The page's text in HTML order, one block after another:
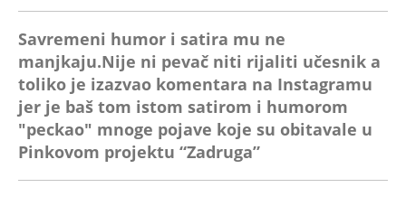
Savremeni humor i satira mu ne
manjkaju.Nije ni pevač niti rijaliti učesnik a
toliko je izazvao komentara na Instagramu
jer je baš tom istom satirom i humorom
"peckao" mnoge pojave koje su obitavale u
Pinkovom projektu “Zadruga”